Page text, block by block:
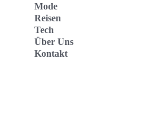
Mode
Reisen
Tech
Über Uns
Kontakt